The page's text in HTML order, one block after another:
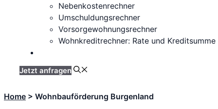
Nebenkostenrechner
Umschuldungsrechner
Vorsorgewohnungsrechner
Wohnkreditrechner: Rate und
Jetzt anfragen
Home > Wohnbauförderung Burgenland